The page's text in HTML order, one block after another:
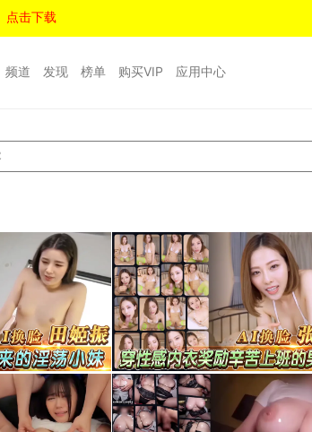
点击下载
频道 发现 榜单 购买VIP 应用中心